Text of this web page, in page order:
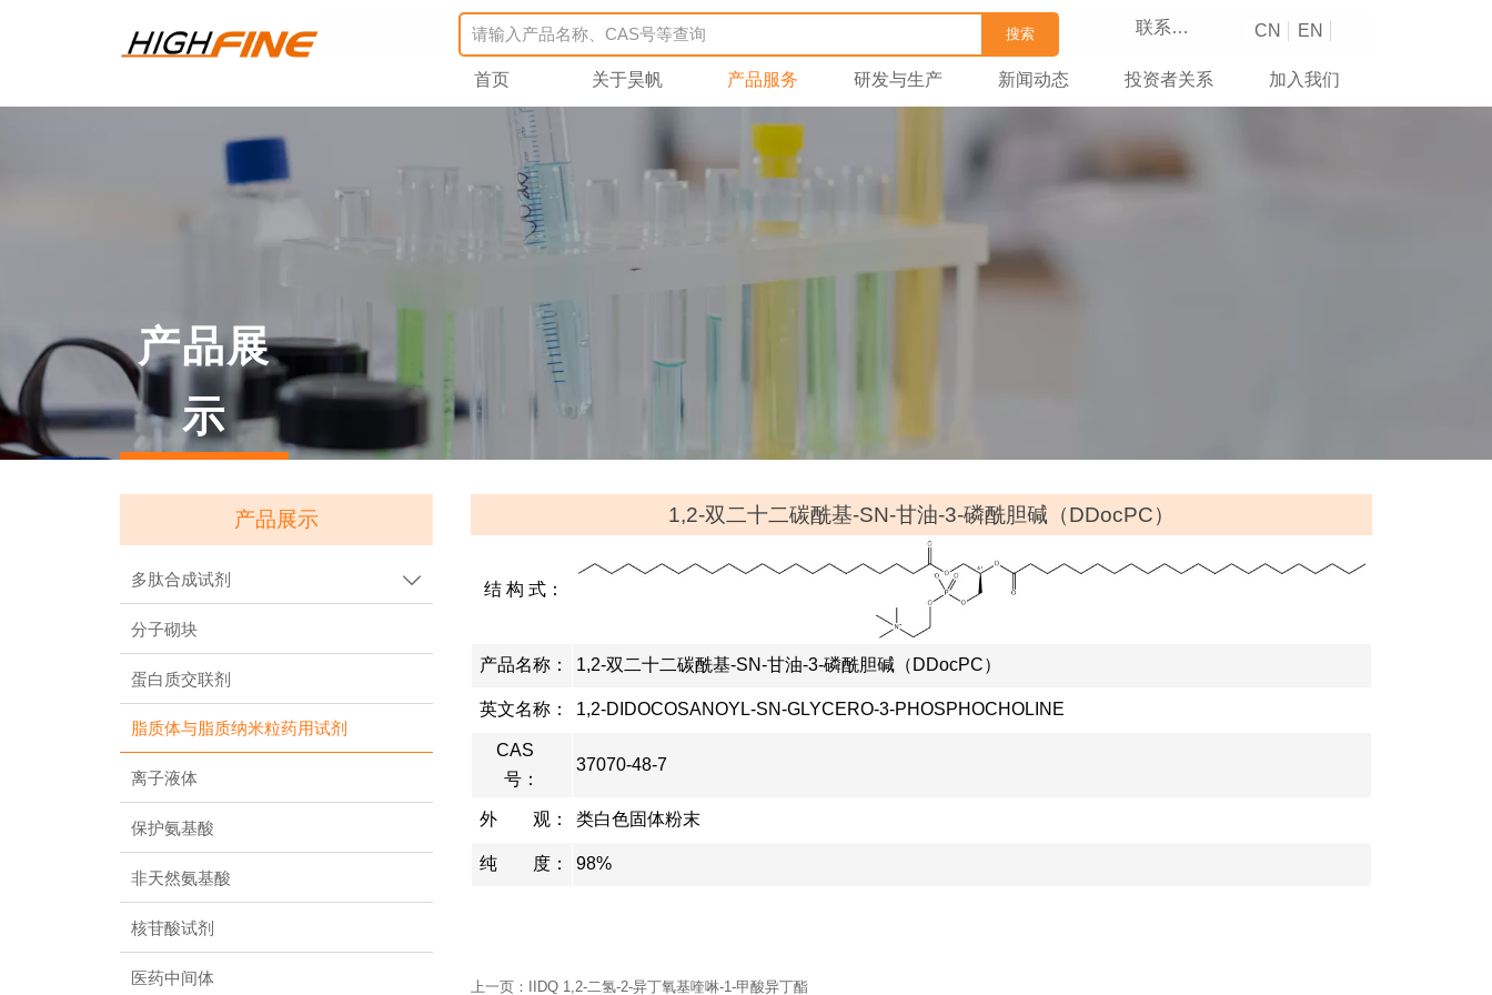
搜索 联系我们 CN EN
首页 关于昊帆 产品服务 研发与生产 新闻动态 投资者关系 加入我们
产品展
示
产品展示
多肽合成试剂 
分子砌块
蛋白质交联剂
脂质体与脂质纳米粒药用试剂
离子液体
保护氨基酸
非天然氨基酸
核苷酸试剂
医药中间体
1,2-双二十二碳酰基-SN-甘油-3-磷酰胆碱（DDocPC）
结 构 式：
产品名称： 1,2-双二十二碳酰基-SN-甘油-3-磷酰胆碱（DDocPC）
英文名称： 1,2-DIDOCOSANOYL-SN-GLYCERO-3-PHOSPHOCHOLINE
CAS
号：
37070-48-7
外 观： 类白色固体粉末
纯 度： 98%
上一页： IIDQ 1,2-二氢-2-异丁氧基喹啉-1-甲酸异丁酯